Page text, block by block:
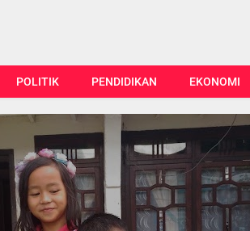
POLITIK PENDIDIKAN EKONOMI